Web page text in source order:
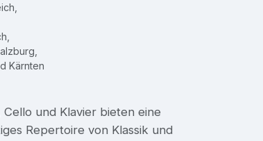
Kärnten
und Klavier bieten eine
Repertoire von Klassik und